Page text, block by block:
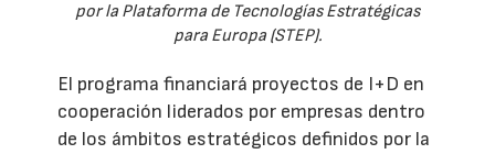
por la Plataforma de Tecnologías Estratégicas
para Europa (STEP).
El programa financiará proyectos de I+D en
cooperación liderados por empresas dentro
de los ámbitos estratégicos definidos por la